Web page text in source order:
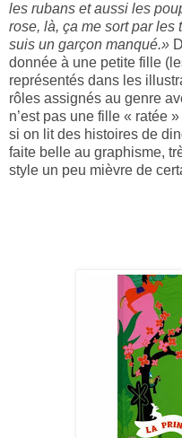
les rubans et aussi les
rose, là, ça me sort par les
suis un garçon manqué.»
donnée à une petite fille
représentés dans les
rôles assignés au genre
n’est pas une fille « ratée
si on lit des histoires de
faite belle au graphisme,
style un peu mièvre de